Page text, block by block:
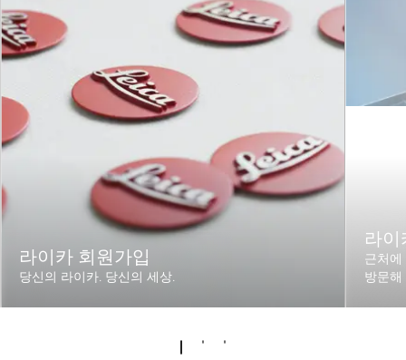
라이카 회원가입
당신의 라이카. 당신의 세상.
라
근처
방문